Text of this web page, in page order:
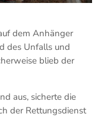
dem Anhänger
des Unfalls und
blieb der
aus, sicherte die
der Rettungsdienst